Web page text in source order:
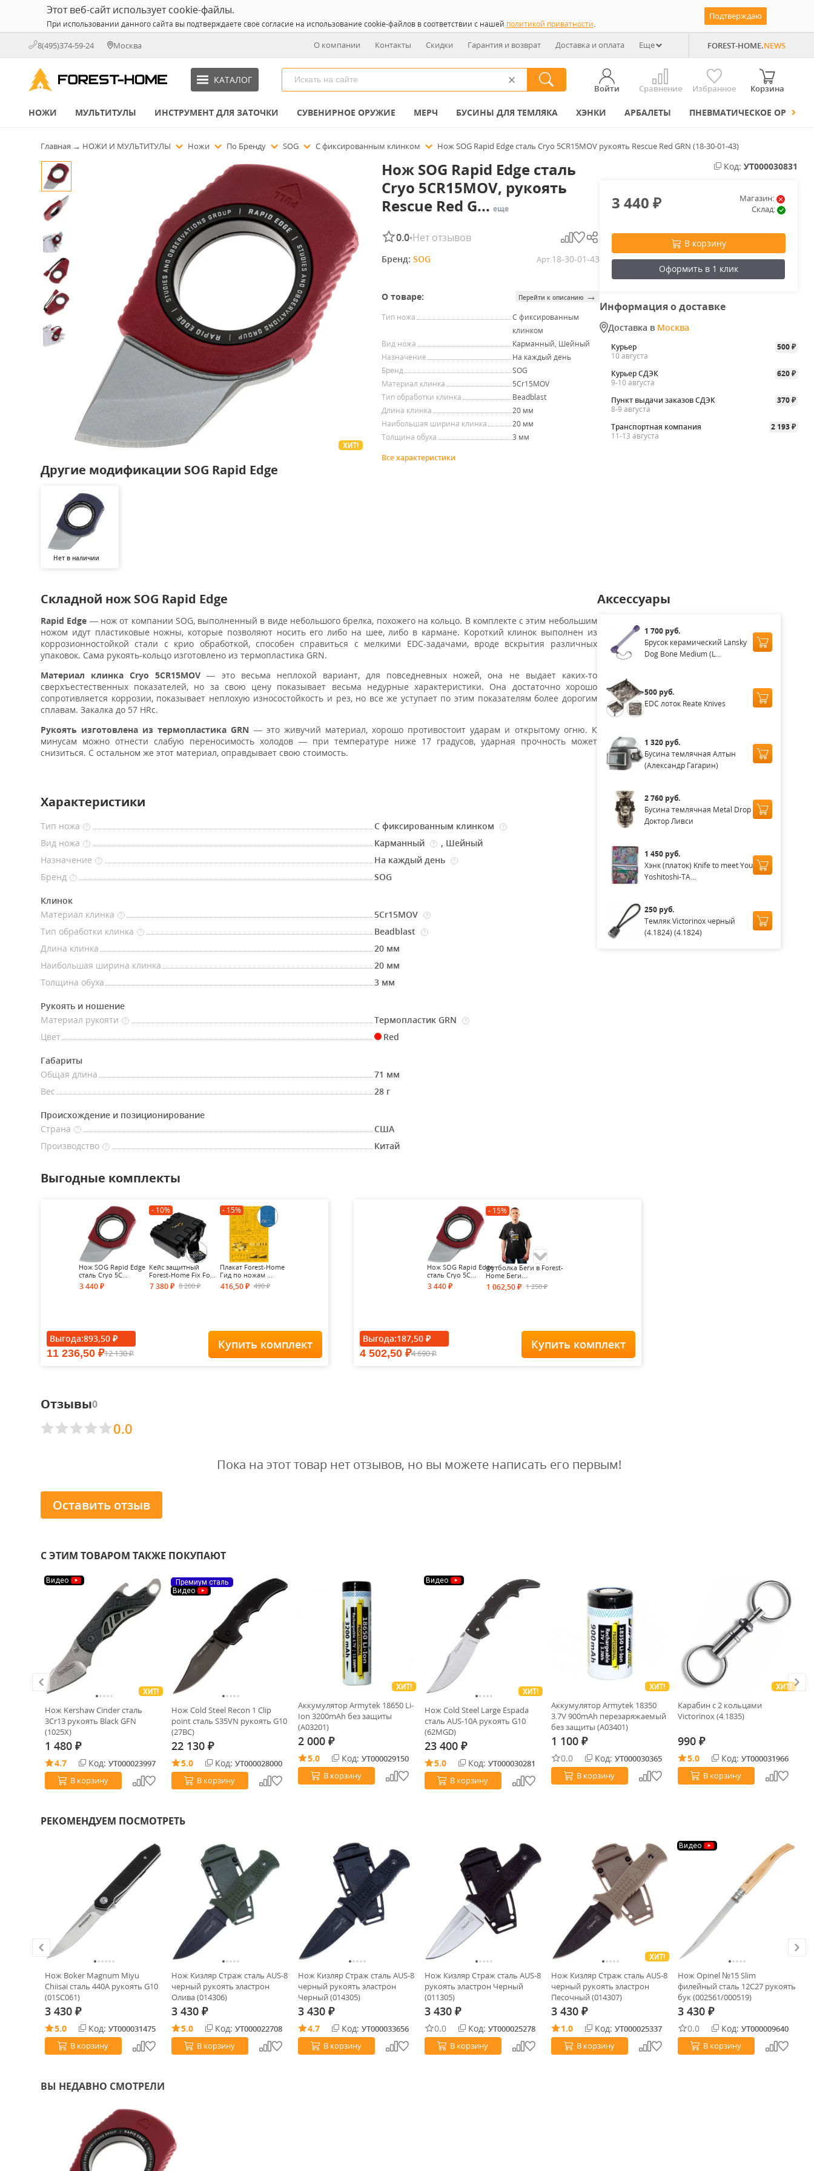
Этот веб-сайт использует cookie-файлы.
При использовании данного сайта вы подтверждаете свое согласие на использование cookie-файлов в соответствии с нашей политикой приватности.
Подтверждаю
8(495)374-59-24 Москва О компании Контакты Скидки Гарантия и возврат Доставка и оплата Еще FOREST-HOME.NEWS
КАТАЛОГ
Войти Сравнение Избранное Корзина
НОЖИ МУЛЬТИТУЛЫ ИНСТРУМЕНТ ДЛЯ ЗАТОЧКИ СУВЕНИРНОЕ ОРУЖИЕ МЕРЧ БУСИНЫ ДЛЯ ТЕМЛЯКА ХЭНКИ АРБАЛЕТЫ ПНЕВМАТИЧЕСКОЕ ОРУЖИЕ
Главная → НОЖИ И МУЛЬТИТУЛЫ Ножи По Бренду SOG С фиксированным клинком Нож SOG Rapid Edge сталь Cryo 5CR15MOV рукоять Rescue Red GRN (18-30-01-43)
ХИТ!
Другие модификации SOG Rapid Edge
Нет в наличии
Нож SOG Rapid Edge сталь
Cryo 5CR15MOV, рукоять
Rescue Red G... еще
0.0•Нет отзывов
Бренд: SOG Арт.18-30-01-43
О товаре: Перейти к описанию →
Тип ножа
С фиксированным
клинком
Вид ножа
Карманный, Шейный
Назначение
На каждый день
Бренд
SOG
Материал клинка
5Cr15MOV
Тип обработки клинка
Beadblast
Длина клинка
20 мм
Наибольшая ширина клинка
20 мм
Толщина обуха
3 мм
Все характеристики
Код: УТ000030831
3 440₽
Магазин:
Склад:
В корзину
Оформить в 1 клик
Информация о доставке
Доставка в Москва
Курьер 500 ₽
10 августа
Курьер СДЭК
620 ₽
9-10 августа
Пункт выдачи заказов СДЭК
370 ₽
8-9 августа
Транспортная компания
2 193 ₽
11-13 августа
Складной нож SOG Rapid Edge
Rapid Edge — нож от компании SOG, выполненный в виде небольшого брелка, похожего на кольцо. В комплекте с этим небольшим
ножом идут пластиковые ножны, которые позволяют носить его либо на шее, либо в кармане. Короткий клинок выполнен из
коррозионностойкой стали с крио обработкой, способен справиться с мелкими EDC-задачами, вроде вскрытия различных
упаковок. Сама рукоять-кольцо изготовлено из термопластика GRN.
Материал клинкаCryo 5CR15MOV — это весьма неплохой вариант, для повседневных ножей, она не выдает каких-то
сверхъестественных показателей, но за свою цену показывает весьма недурные характеристики. Она достаточно хорошо
сопротивляется коррозии, показывает неплохую износостойкость и рез, но все же уступает по этим показателям более дорогим
сплавам. Закалка до 57 HRc.
Рукоять изготовлена из термопластика GRN — это живучий материал, хорошо противостоит ударам и открытому огню. К
минусам можно отнести слабую переносимость холодов — при температуре ниже 17 градусов, ударная прочность может
снизиться. С остальном же этот материал, оправдывает свою стоимость.
Характеристики
Тип ножа ? С фиксированным клинком ?
Вид ножа ? Карманный ? , Шейный
Назначение
? На каждый день ?
Бренд ? SOG
Клинок
Материал клинка
? 5Cr15MOV ?
Тип обработки клинка ? Beadblast ?
Длина клинка
20 мм
Наибольшая ширина клинка
20 мм
Толщина обуха
3 мм
Рукоять и ношение
Материал рукояти
? Термопластик GRN ?
Цвет Red
Габариты
Общая длина
71 мм
Вес
28 г
Происхождение и позиционирование
Страна
?
США
Производство
? Китай
Аксессуары
1 700 руб.
Брусок керамический Lansky
Dog Bone Medium (L...
500 руб.
EDC лоток Reate Knives
1 320 руб.
Бусина темлячная Алтын
(Александр Гагарин)
2 760 руб.
Бусина темлячная Metal Drop
Доктор Ливси
1 450 руб.
Хэнк (платок) Knife to meet You
Yoshitoshi-TA...
250 руб.
Темляк Victorinox черный
(4.1824) (4.1824)
Выгодные комплекты
Нож SOG Rapid Edge
сталь Cryo 5C...
3 440 ₽
- 10%
Кейс защитный
Forest-Home Fix Fo...
7 380₽ 8 200₽
- 15%
Плакат Forest-Home
Гид по ножам ...
416,50 ₽ 490₽
Выгода:893,50 ₽
11 236,50 ₽12 130₽
Купить комплект
Нож SOG Rapid Edge
сталь Cryo 5C...
3 440 ₽
- 15%
Футболка Беги в Forest-
Home Беги...
1 062,50 ₽ 1 250₽
Футболка Forest-Home Staff
Выгода:187,50 ₽
4 502,50 ₽4 690₽
Купить комплект
Отзывы0
0.0
Пока на этот товар нет отзывов, но вы можете написать его первым!
Оставить отзыв
С ЭТИМ ТОВАРОМ ТАКЖЕ ПОКУПАЮТ
Видео
ХИТ!
Нож Kershaw Cinder cталь
3Cr13 рукоять Black GFN
(1025X)
1 480 ₽
4.7 Код: УТ000023997
В корзину
Премиум сталь
Видео
Нож Cold Steel Recon 1 Clip
point сталь S35VN рукоять G10
(27BC)
22 130 ₽
5.0 Код: УТ000028000
В корзину
ХИТ!
Аккумулятор Armytek 18650 Li-
Ion 3200mAh без защиты
(A03201)
2 000 ₽
5.0 Код: УТ000029150
В корзину
Видео
ХИТ!
Нож Cold Steel Large Espada
сталь AUS-10A рукоять G10
(62MGD)
23 400 ₽
5.0 Код: УТ000030281
В корзину
ХИТ!
Аккумулятор Armytek 18350
3.7V 900mAh перезаряжаемый
без защиты (A03401)
1 100 ₽
0.0 Код: УТ000030365
В корзину
ХИТ!
Карабин с 2 кольцами
Victorinox (4.1835)
990 ₽
5.0 Код: УТ000031966
В корзину
РЕКОМЕНДУЕМ ПОСМОТРЕТЬ
Нож Boker Magnum Miyu
Chiisai сталь 440A рукоять G10
(01SC061)
3 430 ₽
5.0 Код: УТ000031475
В корзину
Нож Кизляр Страж сталь AUS-8
черный рукоять эластрон
Олива (014306)
3 430 ₽
5.0 Код: УТ000022708
В корзину
Нож Кизляр Страж сталь AUS-8
черный рукоять эластрон
Черный (014305)
3 430 ₽
4.7 Код: УТ000033656
В корзину
Нож Кизляр Страж сталь AUS-8
рукоять эластрон Черный
(011305)
3 430 ₽
0.0 Код: УТ000025278
В корзину
ХИТ!
Нож Кизляр Страж сталь AUS-8
черный рукоять эластрон
Песочный (014307)
3 430 ₽
1.0 Код: УТ000025337
В корзину
Видео
Нож Opinel №15 Slim
филейный сталь 12C27 рукоять
бук (002561/000519)
3 430 ₽
0.0 Код: УТ000009640
В корзину
ВЫ НЕДАВНО СМОТРЕЛИ